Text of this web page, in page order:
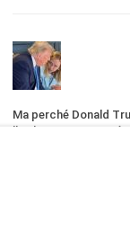
Ma perché Donald
l'Italia? La risposta è